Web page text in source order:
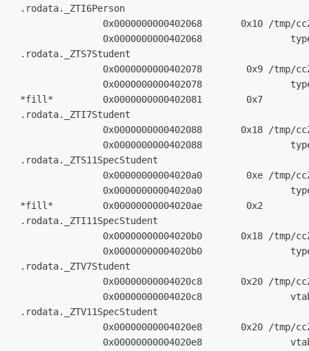
.rodata._ZTI6Person
0x0000000000402068       0x10 /tmp/
0x0000000000402068
.rodata._ZTS7Student
0x0000000000402078        0x9 /tmp/
0x0000000000402078
*fill*         0x0000000000402081        0x7
.rodata._ZTI7Student
0x0000000000402088       0x18 /tmp/
0x0000000000402088
.rodata._ZTS11SpecStudent
0x00000000004020a0        0xe /tmp/
0x00000000004020a0
*fill*         0x00000000004020ae        0x2
.rodata._ZTI11SpecStudent
0x00000000004020b0       0x18 /tmp/
0x00000000004020b0
.rodata._ZTV7Student
0x00000000004020c8       0x20 /tmp/
0x00000000004020c8
.rodata._ZTV11SpecStudent
0x00000000004020e8       0x20 /tmp/
0x00000000004020e8